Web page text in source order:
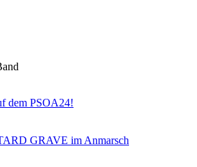
dem PSOA24!
GRAVE im Anmarsch